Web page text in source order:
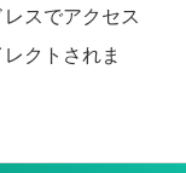
スでアクセス
クトされま